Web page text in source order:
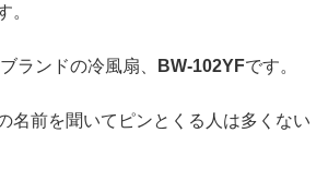
。
ランドの冷風扇、 BW-102YFです。
名前を聞いてピンとくる人は多くない